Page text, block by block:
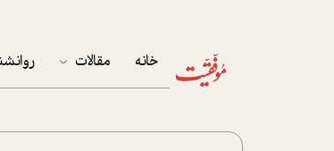
خانه مقالات